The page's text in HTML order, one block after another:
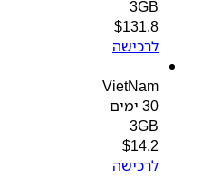
3GB
$131.8
לרכישה
VietNam
3GB
$14.2
לרכישה